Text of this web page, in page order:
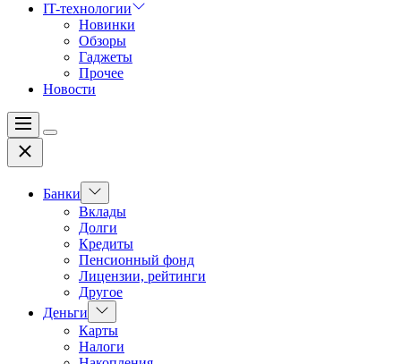
IT-технологии
Новинки
Обзоры
Гаджеты
Прочее
Новости
Меню
Цвет
Закрыть
Банки
Показать
подменю
Вклады
Долги
Кредиты
Пенсионный фонд
Лицензии, рейтинги
Другое
Деньги
Показать
подменю
Карты
Налоги